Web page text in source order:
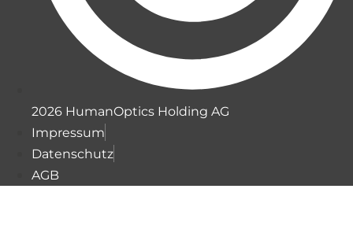
2026 HumanOptics Holding AG
Impressum
Datenschutz
AGB